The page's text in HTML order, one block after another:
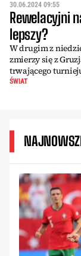
30.06.2024 09:55
Rewelacyjni
lepszy?
W drugim z
zmierzy się z
trwającego
ŚWIAT